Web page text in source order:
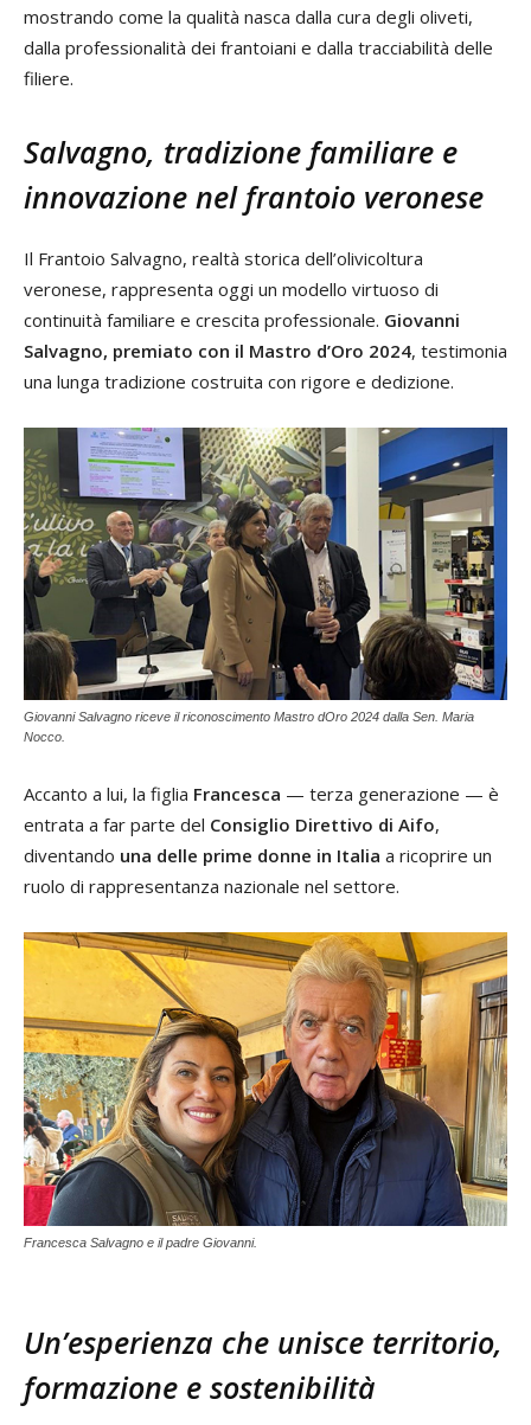
mostrando come la qualità nasca dalla cura degli oliveti,
dalla professionalità dei frantoiani e dalla tracciabilità delle
filiere.
Salvagno, tradizione familiare e
innovazione nel frantoio veronese
Il Frantoio Salvagno, realtà storica dell’olivicoltura
veronese, rappresenta oggi un modello virtuoso di
continuità familiare e crescita professionale. Giovanni
Salvagno, premiato con il Mastro d’Oro 2024, testimonia
una lunga tradizione costruita con rigore e dedizione.
Giovanni Salvagno riceve il riconoscimento Mastro dOro 2024 dalla Sen. Maria
Nocco.
Accanto a lui, la figlia Francesca — terza generazione — è
entrata a far parte del Consiglio Direttivo di Aifo,
diventando una delle prime donne in Italia a ricoprire un
ruolo di rappresentanza nazionale nel settore.
Francesca Salvagno e il padre Giovanni.
Un’esperienza che unisce territorio,
formazione e sostenibilità